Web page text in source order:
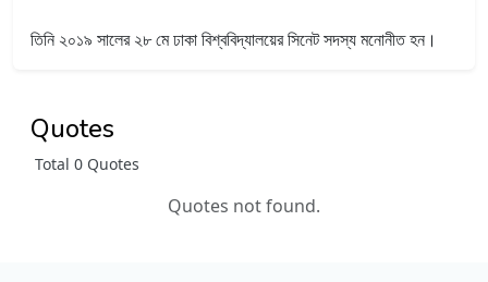
তিনি ২০১৯ সালের ২৮ মে ঢাকা বিশ্ববিদ্যালয়ের সিনেট সদস্য মনোনীত হন।
Quotes
Total 0 Quotes
Quotes not found.